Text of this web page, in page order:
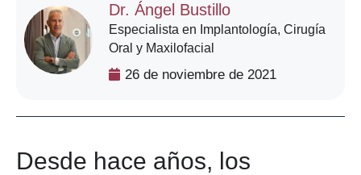
Dr. Ángel Bustillo
Especialista en Implantología, Cirugía
Oral y Maxilofacial
26 de noviembre de 2021
Desde hace años, los